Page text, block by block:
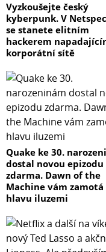
Vyzkoušejte český
kyberpunk. V
se stanete elitním
hackerem
korporátní sítě
Quake ke 30.
dostal novou epizodu
zdarma. Dawn of the
Machine vám zamotá
hlavu iluzemi